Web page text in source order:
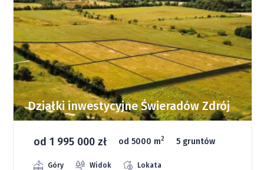
Działki inwestycyjne Świeradów Zdrój
od 1 995 000 zł od 5000 m2 5 gruntów
Góry Widok Lokata